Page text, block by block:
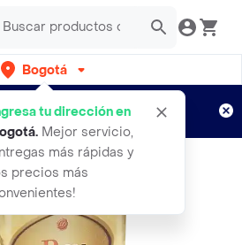
Bogotá
tu dirección en
. Mejor servicio,
más rápidas y
precios más
por semanas
Aplican TyC